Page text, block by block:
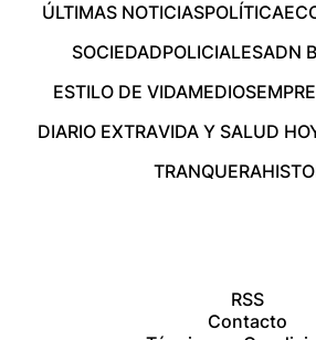
ÚLTIMAS NOTICIASPOLÍTICA
SOCIEDADPOLICIALESADN
ESTILO DE VIDAMEDIOS
DIARIO EXTRAVIDA Y SALUD
TRANQUERA
RSS
Contacto